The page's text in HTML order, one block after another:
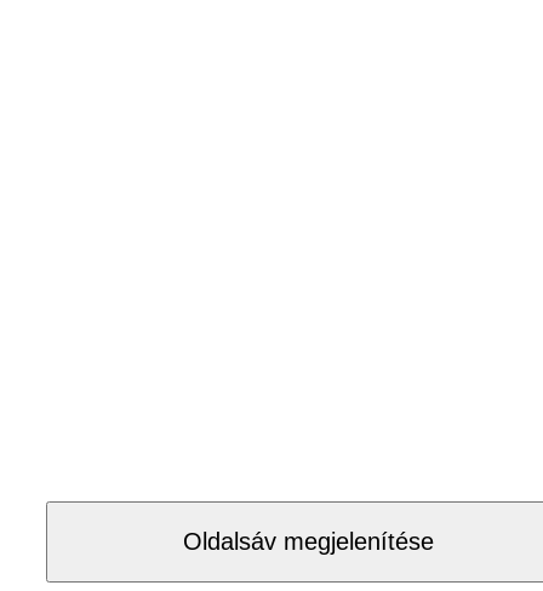
Oldalsáv megjelenítése